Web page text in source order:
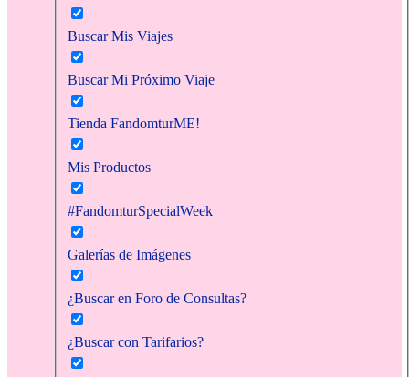
Buscar Mis Viajes
Buscar Mi Próximo Viaje
Tienda FandomturME!
Mis Productos
#FandomturSpecialWeek
Galerías de Imágenes
¿Buscar en Foro de Consultas?
¿Buscar con Tarifarios?